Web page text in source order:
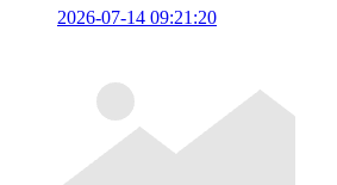
2026-07-14 09:21:20